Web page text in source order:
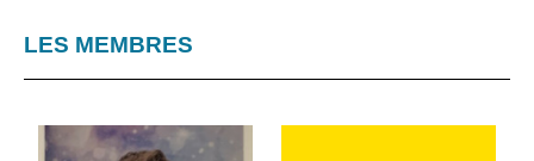
LES MEMBRES